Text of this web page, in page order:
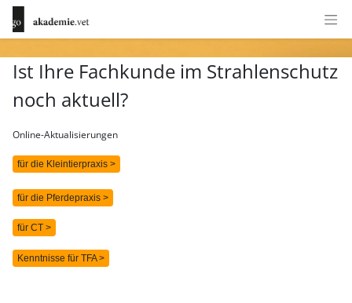
Ist Ihre Fachkunde im Strahlenschutz
noch aktuell?
Online-Aktualisierungen
für die Kleintierpraxis >
für die Pferdepraxis >
für CT >
Kenntnisse für TFA >